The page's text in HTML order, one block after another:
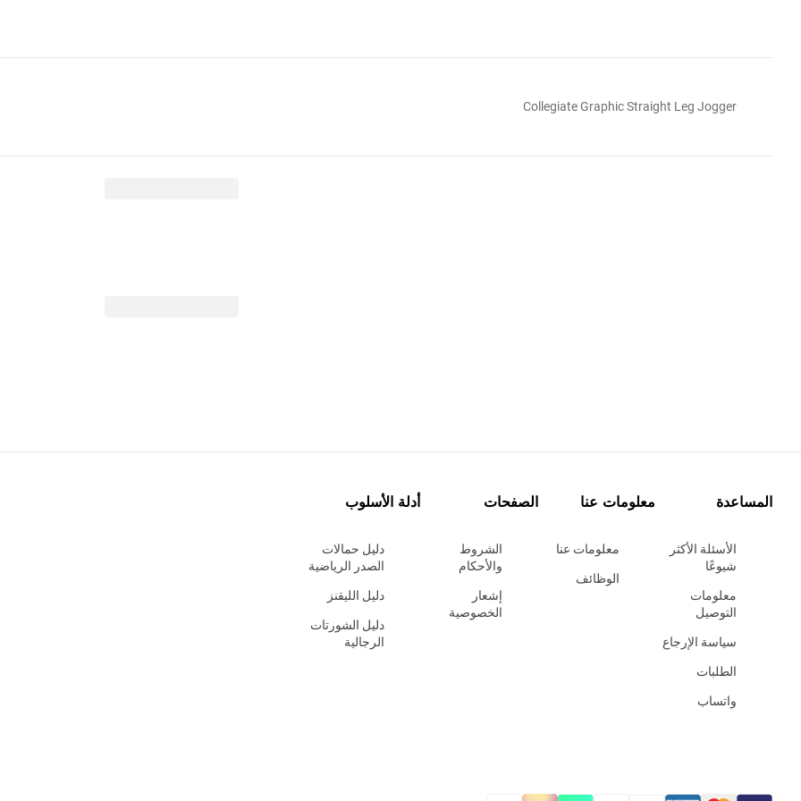
Collegiate Graphic Straight Leg Jogger
المساعدة
الأسئلة الأكثر
شيوعًا
معلومات
التوصيل
سياسة الإرجاع
الطلبات
واتساب
معلومات عنا
معلومات عنا
الوظائف
الصفحات
الشروط
والأحكام
إشعار
الخصوصية
أدلة الأسلوب
دليل حمالات
الصدر الرياضية
دليل الليقنز
دليل الشورتات
الرجالية